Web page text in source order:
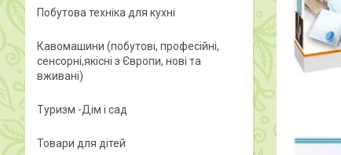
Побутова техніка для кухні
Кавомашини (побутові, професійні,
сенсорні,якісні з Європи, нові та
вживані)
Туризм -Дім і сад
Товари для дітей